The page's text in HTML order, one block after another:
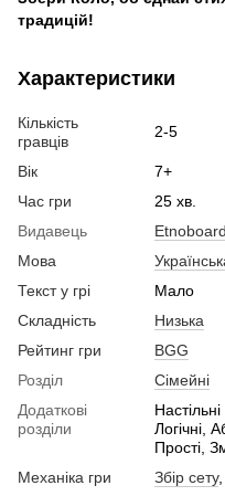
традицій!
Характеристики
Кількість
гравців
2-5
Вік
7+
Час гри
25 хв.
Видавець
Etnoboard
Мова
Текст у грі
Мало
Складність
Низька
Рейтинг гри
BGG
Розділ
Сімейні
Додаткові
розділи
Логічні,
Прості,
Механіка гри
Збір сету,